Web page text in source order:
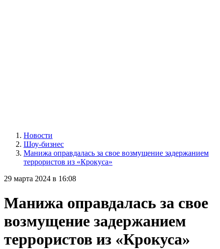
Новости
Шоу-бизнес
Манижа оправдалась за свое возмущение задержанием
террористов из «Крокуса»
29 марта 2024 в 16:08
Манижа оправдалась за свое
возмущение задержанием
террористов из «Крокуса»